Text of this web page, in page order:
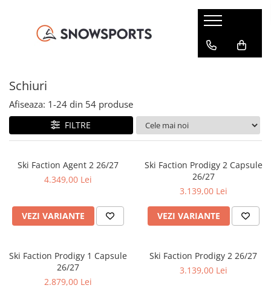
SNOWBOARD
Boots Snowboard
Legaturi snowboard
Accesorii snowboard
SKI
Clapari
Legaturi Ski
Bete ski
Accesorii ski tura
SPLITBOARD
Legaturi splitboard
Accesorii Splitboard
IMBRACAMINTE
Pantaloni
Costume ski
Mid layer
First layer
Manusi
Sosete Snow
Cagule
Hanorace
ACCESORII
Ochelari Snow
Ochelari Soare
Casti
Genti si Huse
Rucsacuri
Protectii
Incalzitoare
Accesorii incaltaminte
Accesorii personalizare
BIKE
Tricouri Bike
Pantaloni Bike
Pantaloni MTB
ROLE
Accesorii si piese
Protectii skate
SERVICE
Bootfitting Sidas
Echipamente testate
Schiuri
Afiseaza: 1-24 din 54 produse
FILTRE
Ski Faction Agent 2 26/27
4.349,00 Lei
VEZI VARIANTE
Ski Faction Prodigy 2 Capsule
26/27
3.139,00 Lei
VEZI VARIANTE
Ski Faction Prodigy 1 Capsule
26/27
2.879,00 Lei
Ski Faction Prodigy 2 26/27
3.139,00 Lei